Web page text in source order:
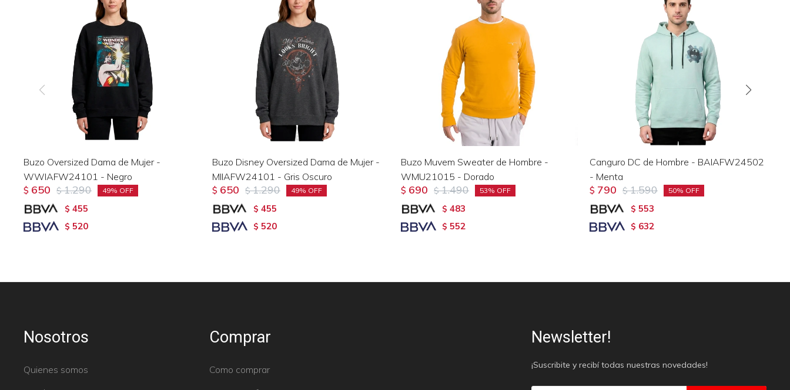
Buzo Oversized Dama de Mujer -
WWIAFW24101 - Negro
$ 650 $ 1.290 49
$ 455
$ 520
Buzo Disney Oversized Dama de Mujer -
MIIAFW24101 - Gris Oscuro
$ 650 $ 1.290 49
$ 455
$ 520
Buzo Muvem Sweater de Hombre -
WMU21015 - Dorado
$ 690 $ 1.490 53
$ 483
$ 552
Canguro DC de Hombre - BAIAFW24502
- Menta
$ 790 $ 1.590 50
$ 553
$ 632
Nosotros
Quienes somos
Comprar
Como comprar
Newsletter!
¡Suscribite y recibí todas nuestras novedades!